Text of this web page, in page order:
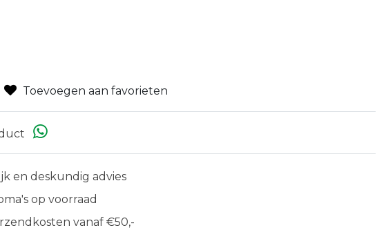
Toevoegen aan favorieten
en deskundig advies
op voorraad
vanaf €50,-